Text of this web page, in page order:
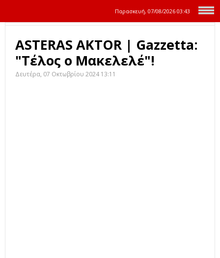
Παρασκευή, 07/08/2026 03:43
ASTERAS AKTOR | Gazzetta:
"Τέλος ο Μακελελέ"!
Δευτέρα, 07 Οκτωβρίου 2024 13:11